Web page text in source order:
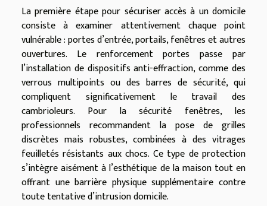
La première étape pour sécuriser accès à un domicile
consiste à examiner attentivement chaque point
vulnérable : portes d’entrée, portails, fenêtres et autres
ouvertures. Le renforcement portes passe par
l’installation de dispositifs anti-effraction, comme des
verrous multipoints ou des barres de sécurité, qui
compliquent significativement le travail des
cambrioleurs. Pour la sécurité fenêtres, les
professionnels recommandent la pose de grilles
discrètes mais robustes, combinées à des vitrages
feuilletés résistants aux chocs. Ce type de protection
s’intègre aisément à l’esthétique de la maison tout en
offrant une barrière physique supplémentaire contre
toute tentative d’intrusion domicile.